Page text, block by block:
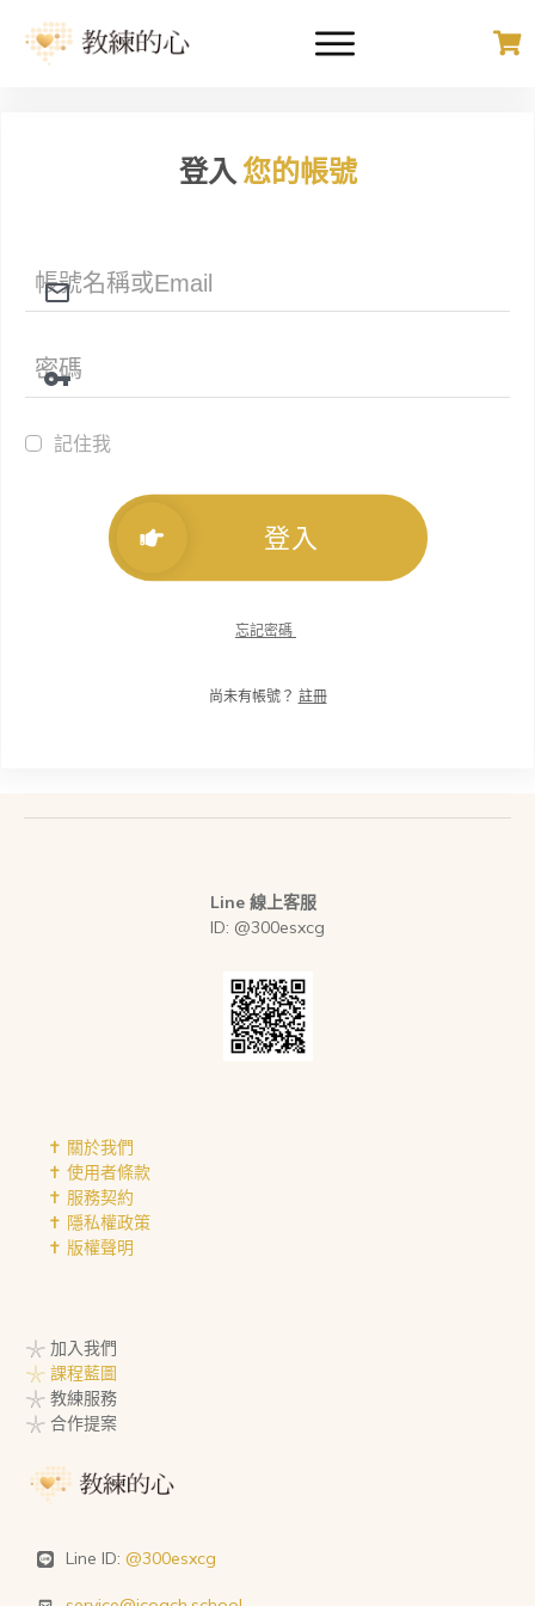
登入您的帳號
記住我
登入
忘記密碼
尚未有帳號？ 註冊
Line 線上客服
ID: @300esxcg
✝︎ 關於我們
✝︎ 使用者條款
✝︎ 服務契約
✝︎ 隱私權政策
✝︎ 版權聲明
𓇼 加入我們
𓇼 課程藍圖
𓇼 教練服務
𓇼 合作提案
Line ID: @300esxcg